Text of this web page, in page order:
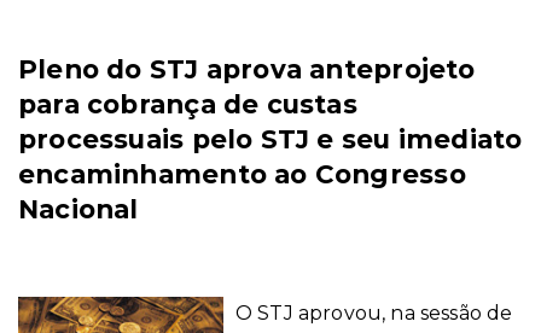
Pleno do STJ aprova anteprojeto
para cobrança de custas
processuais pelo STJ e seu imediato
encaminhamento ao Congresso
Nacional
O STJ aprovou, na sessão de